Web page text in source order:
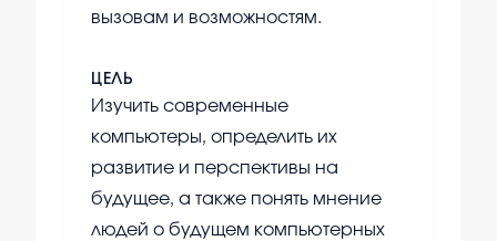
вызовам и возможностям.
ЦЕЛЬ
Изучить современные
компьютеры, определить их
развитие и перспективы на
будущее, а также понять мнение
людей о будущем компьютерных